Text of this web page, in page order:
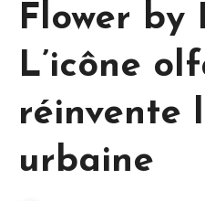
Flower by
L’icône
réinvente
urbaine